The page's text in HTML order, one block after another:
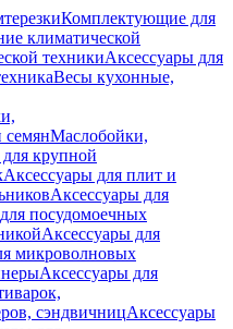
Комплектующие для
климатической
техникиАксессуары для
Весы кухонные,
семянМаслобойки,
крупной
Аксессуары для плит и
Аксессуары для
посудомоечных
Аксессуары для
микроволновых
Аксессуары для
сэндвичницАксессуары